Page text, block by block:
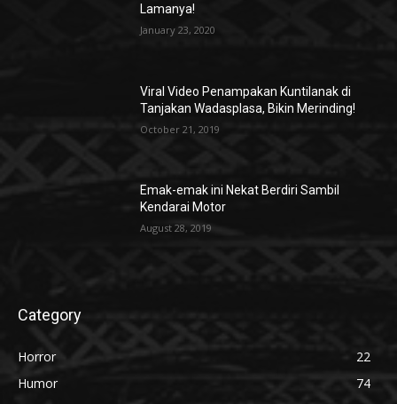
Lamanya!
January 23, 2020
Viral Video Penampakan Kuntilanak di
Tanjakan Wadasplasa, Bikin Merinding!
October 21, 2019
Emak-emak ini Nekat Berdiri Sambil
Kendarai Motor
August 28, 2019
Category
Horror
22
Humor
74